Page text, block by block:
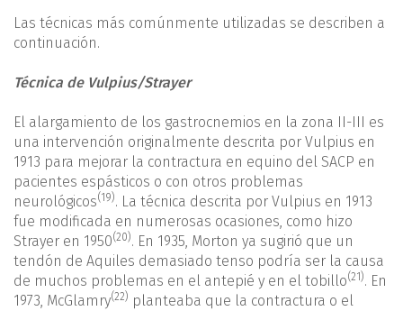
Las técnicas más comúnmente utilizadas se describen a
continuación.
Técnica de Vulpius/Strayer
El alargamiento de los gastrocnemios en la zona II-III es
una intervención originalmente descrita por Vulpius en
1913 para mejorar la contractura en equino del SACP en
pacientes espásticos o con otros problemas
neurológicos(19). La técnica descrita por Vulpius en 1913
fue modificada en numerosas ocasiones, como hizo
Strayer en 1950(20). En 1935, Morton ya sugirió que un
tendón de Aquiles demasiado tenso podría ser la causa
de muchos problemas en el antepié y en el tobillo(21). En
1973, McGlamry(22) planteaba que la contractura o el